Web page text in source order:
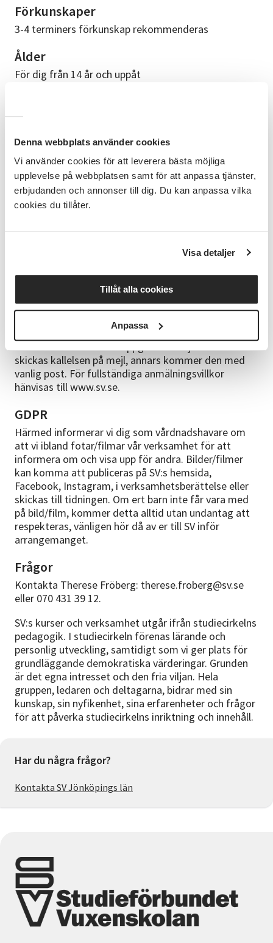
Denna webbplats använder cookies
Vi använder cookies för att leverera bästa möjliga
upplevelse på webbplatsen samt för att anpassa tjänster,
erbjudanden och annonser till dig. Du kan anpassa vilka
cookies du tillåter.
Visa detaljer
Tillåt alla cookies
Anpassa
Förkunskaper
3-4 terminers förkunskap rekommenderas
Ålder
För dig från 14 år och uppåt
Emmie Ljung och Celine Sandstedt
Upplägg
12 gånger
Följande datum och veckor HT26 är
dansverksamheten inställd: Höstlovet vecka 44
Bra att veta
Bekväma kläder barnet kan röra sig i och någon typ
av dans- eller gymnastiksko eller barfota. Vi dansar ej
i strumpor pga halkrisken. Ta med en vattenflaska.
Anmälningsvillkor
Alla kursstarter är preliminära. Du får en kallelse till
kursen med definitivt startdatum cirka en vecka
innan kursstart. Har du uppgett en mejladress
skickas kallelsen på mejl, annars kommer den med
vanlig post. För fullständiga anmälningsvillkor
hänvisas till www.sv.se.
GDPR
Härmed informerar vi dig som vårdnadshavare om
att vi ibland fotar/filmar vår verksamhet för att
informera om och visa upp för andra. Bilder/filmer
kan komma att publiceras på SV:s hemsida,
Facebook, Instagram, i verksamhetsberättelse eller
skickas till tidningen. Om ert barn inte får vara med
på bild/film, kommer detta alltid utan undantag att
respekteras, vänligen hör då av er till SV inför
arrangemanget.
Frågor
Kontakta Therese Fröberg: therese.froberg@sv.se
eller 070 431 39 12.
SV:s kurser och verksamhet utgår ifrån studiecirkelns
pedagogik. I studiecirkeln förenas lärande och
personlig utveckling, samtidigt som vi ger plats för
grundläggande demokratiska värderingar. Grunden
är det egna intresset och den fria viljan. Hela
gruppen, ledaren och deltagarna, bidrar med sin
kunskap, sin nyfikenhet, sina erfarenheter och frågor
för att påverka studiecirkelns inriktning och innehåll.
Har du några frågor?
Kontakta SV Jönköpings län